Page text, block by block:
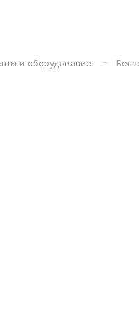
и оборудование –